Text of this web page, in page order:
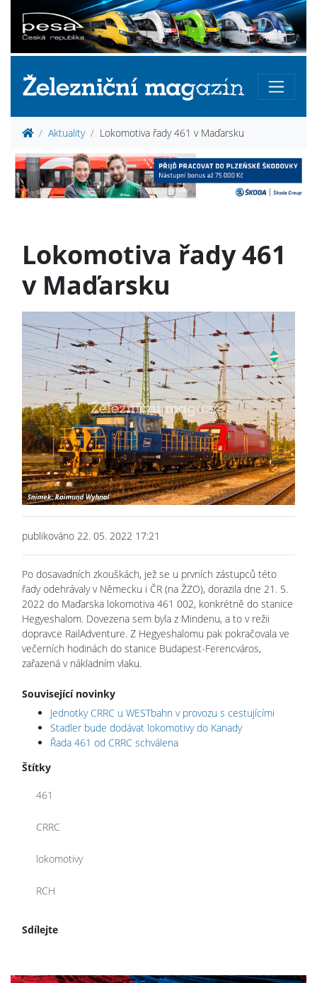
Aktuality Lokomotiva řady 461 v Maďarsku
Lokomotiva řady 461
v Maďarsku
publikováno 22. 05. 2022 17:21
Po dosavadních zkouškách, jež se u prvních zástupců této
řady odehrávaly v Německu i ČR (na ŽZO), dorazila dne 21. 5.
2022 do Maďarska lokomotiva 461 002, konkrétně do stanice
Hegyeshalom. Dovezena sem byla z Mindenu, a to v režii
dopravce RailAdventure. Z Hegyeshalomu pak pokračovala ve
večerních hodinách do stanice Budapest-Ferencváros,
zařazená v nákladním vlaku.
Související novinky
Jednotky CRRC u WESTbahn v provozu s cestujícími
Stadler bude dodávat lokomotivy do Kanady
Řada 461 od CRRC schválena
Štítky
461
CRRC
lokomotivy
RCH
Sdílejte